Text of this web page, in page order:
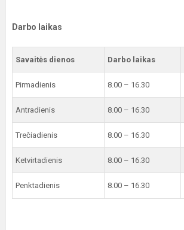
Darbo laikas
Savaitės dienos Darbo laikas
Pirmadienis 8.00 – 16.30
Antradienis 8.00 – 16.30
Trečiadienis 8.00 – 16.30
Ketvirtadienis 8.00 – 16.30
Penktadienis 8.00 – 16.30